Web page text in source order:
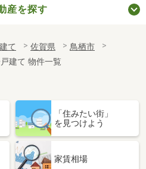
産を探す
て 佐賀県
鳥栖市
建て 物件一覧
「住みたい街」
を見つけよう
家賃相場